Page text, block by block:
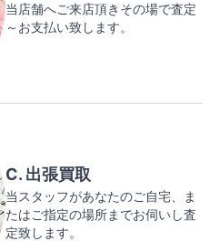
当店舗へご来店頂きその場で査定
～お支払い致します。
C. 出張買取
当スタッフがあなたのご自宅、ま
たはご指定の場所までお伺いし査
定致します。